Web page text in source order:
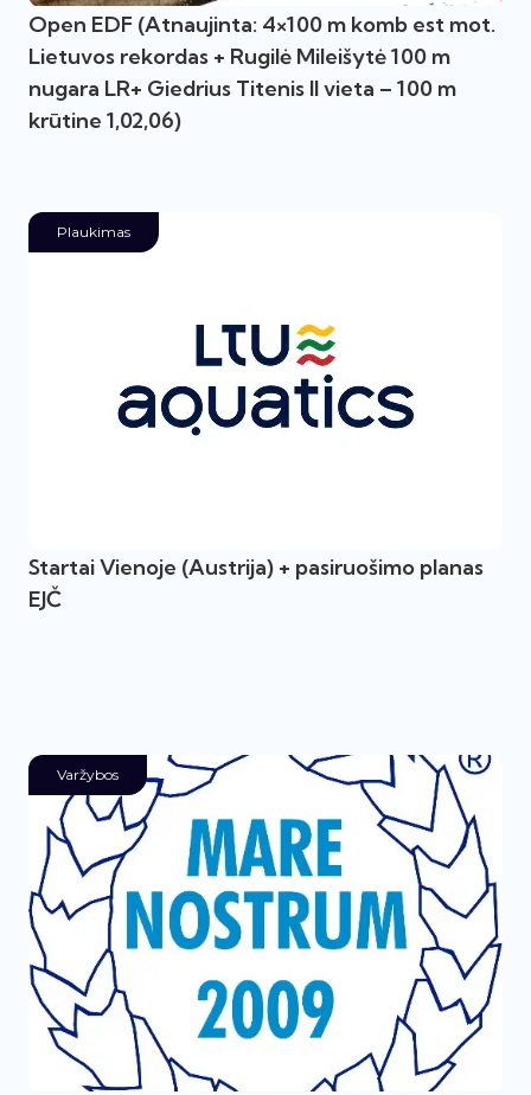
Open EDF (Atnaujinta: 4×100 m komb est mot.
Lietuvos rekordas + Rugilė Mileišytė 100 m
nugara LR+ Giedrius Titenis II vieta – 100 m
krūtine 1,02,06)
Plaukimas
Startai Vienoje (Austrija) + pasiruošimo planas
EJČ
Varžybos